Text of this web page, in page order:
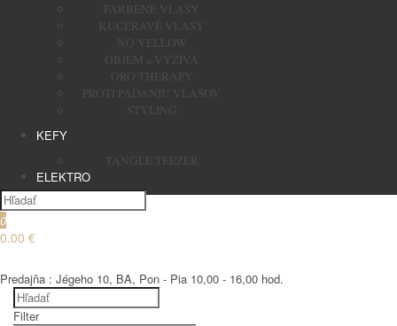
FARBENÉ VLASY
KUČERAVÉ VLASY
NO YELLOW
OBJEM a VÝŽIVA
ORO THERAPY
PROTI PADANIU VLASOV
STYLING
KEFY
TANGLE TEEZER
ELEKTRO
0
0.00 €
Predajňa : Jégeho 10, BA, Pon - Pia 10,00 - 16,00 hod.
Filter